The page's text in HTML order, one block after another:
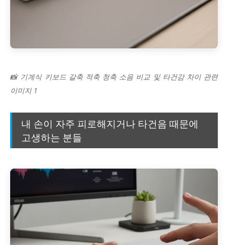
📸 기계식 키보드 갈축 적축 청축 소음 비교 및 타건감 차이 관련
이미지 1
내 손이 자주 피로해지거나 타건음 때문에
고생하는 분들